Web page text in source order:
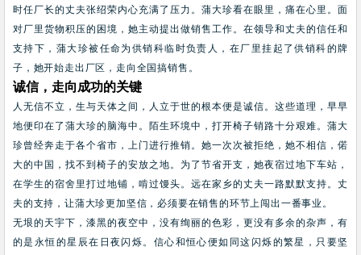
时任厂长的丈夫张绍荣内心充满了压力。蒲大珍看在眼里，痛在心里。面
对厂里货物积压的困境，她主动提出做销售工作。在领导和丈夫的信任和
支持下，蒲大珍被任命为供销科临时负责人，在厂里挂起了供销科的牌
子，她开始走出厂区，走向全国搞销售。
诚信，走向成功的关键
人无信不立，生与天体之间，人立于世的根本便是诚信。这些道理，早早
地便印在了蒲大珍的脑海中。陌生环境中，打开椅子销路十分艰难。蒲大
珍曾经奔走于各个省市，上门进行推销。她一次次被拒绝，她不相信，偌
大的中国，找不到椅子的安放之地。为了节省开支，她夜宿过地下车站，
在学生的宿舍里打过地铺，啃过馒头。远在家乡的丈夫一路默默支持。丈
夫的支持，让蒲大珍更加坚信，必须要在销售的环节上闯出一番事业。
无垠的天宇下，漆黑的夜空中，没有绚丽的色彩，更没有多余的杂声，有
的是永恒的星辰在日夜闪烁。信心和恒心便如同这闪烁的繁星，只要坚